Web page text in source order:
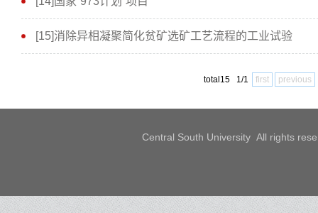
[15]消除异相凝聚简化贫矿选矿工艺流程的工业试验
total15 1/1 first previous
Central South University All rights